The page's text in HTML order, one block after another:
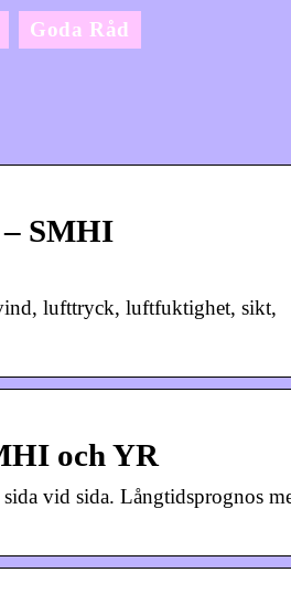
Goda Råd
– SMHI
lufttryck, luftfuktighet, sikt,
och YR
vid sida. Långtidsprognos